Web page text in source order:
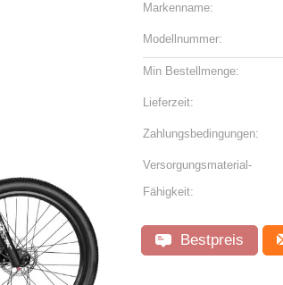
Markenname:
Modellnummer:
Min Bestellmenge:
Lieferzeit:
Zahlungsbedingungen:
Versorgungsmaterial-
Fähigkeit:
Bestpreis